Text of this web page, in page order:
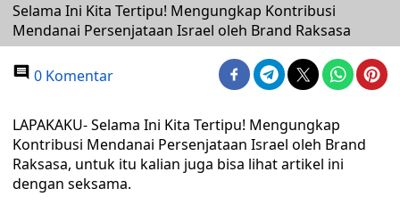
Selama Ini Kita Tertipu! Mengungkap Kontribusi
Mendanai Persenjataan Israel oleh Brand Raksasa
0 Komentar
LAPAKAKU- Selama Ini Kita Tertipu! Mengungkap
Kontribusi Mendanai Persenjataan Israel oleh Brand
Raksasa, untuk itu kalian juga bisa lihat artikel ini
dengan seksama.